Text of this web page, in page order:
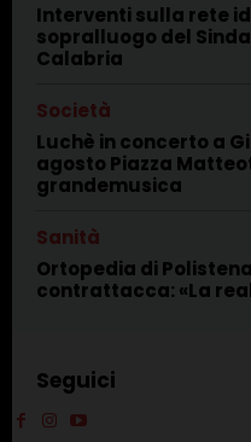
Interventi sulla rete
sopralluogo del
Calabria
Società
Luchè in concerto a
agosto Piazza
grandemusica
Sanità
Ortopedia di
contrattacca: «La
Seguici